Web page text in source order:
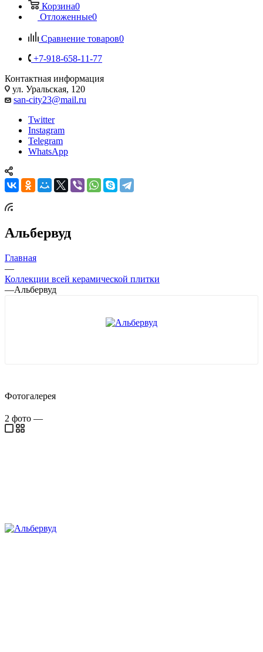
Корзина0
Отложенные0
Сравнение товаров0
+7-918-658-11-77
Контактная информация
ул. Уральская, 120
san-city23@mail.ru
Twitter
Instagram
Telegram
WhatsApp
Альбервуд
Главная
—
Коллекции всей керамической плитки
—Альбервуд
Фотогалерея
2 фото —